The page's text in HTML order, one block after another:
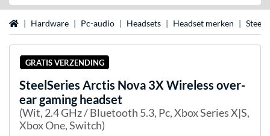
Home Hardware Pc-audio Headsets Headset merken
GRATIS VERZENDING
SteelSeries Arctis Nova 3X Wireless over-
ear gaming headset
(Wit, 2.4 GHz / Bluetooth 5.3, Pc, Xbox Series X|S,
Xbox One, Switch)